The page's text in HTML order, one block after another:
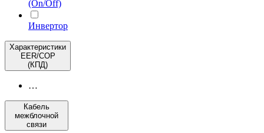
(On/Off)
Инвертор
Характеристики
EER/COP
(КПД)
…
Кабель
межблочной
связи